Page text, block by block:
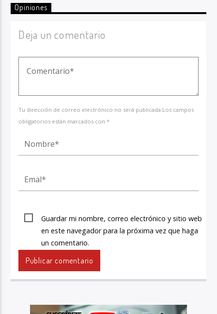
Opiniones
Deja un comentario
Tu dirección de correo electrónico no será publicada.Los campos
obligatorios están marcados con *
Guardar mi nombre, correo electrónico y sitio web
en este navegador para la próxima vez que haga
un comentario.